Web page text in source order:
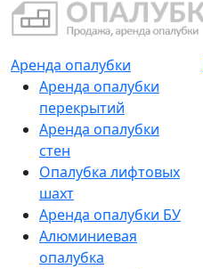
Аренда опалубки
Аренда опалубки
перекрытий
Аренда опалубки
стен
Опалубка лифтовых
шахт
Аренда опалубки БУ
Алюминиевая
опалубка